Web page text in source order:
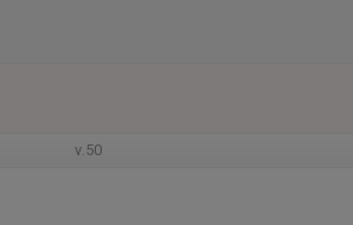
v.50